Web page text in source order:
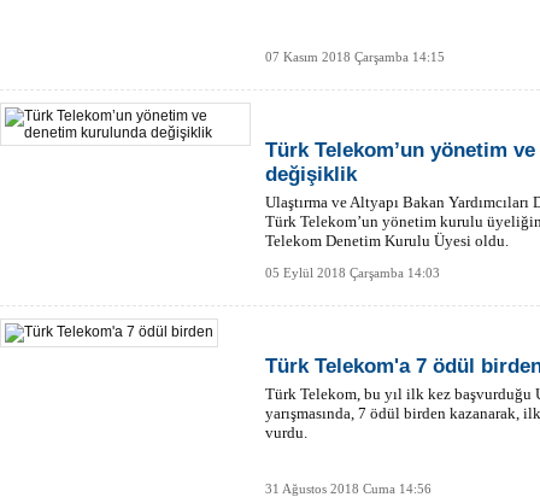
07 Kasım 2018 Çarşamba 14:15
Türk Telekom’un yönetim
değişiklik
Ulaştırma ve Altyapı Bakan
Türk Telekom’un yönetim kurulu
Telekom Denetim Kurulu Üyesi oldu.
05 Eylül 2018 Çarşamba 14:03
Türk Telekom'a 7 ödül
Türk Telekom, bu yıl ilk kez başvurduğu
yarışmasında, 7 ödül birden kazanarak,
vurdu.
31 Ağustos 2018 Cuma 14:56